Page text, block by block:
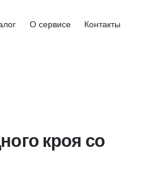
О сервисе Контакты
кроя со